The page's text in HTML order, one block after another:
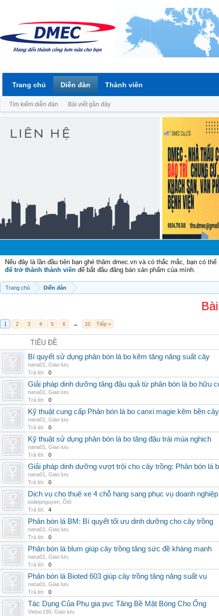
Nếu đây là lần đầu tiên bạn ghé thăm dmec.vn và có thắc mắc, bạn có
để trở thành thành viên để bắt đầu đăng bán sản phẩm của mình.
Trang chủ Diễn đàn
1 2 3 4 5 6 → 10 Tiếp >
TIÊU ĐỀ
Bí quyết sử dụng phân bón lá bo kẽm tăng năng suất cây
nana01
Giao lưu
Trả lời:
0
Giải pháp dinh dưỡng tăng đậu quả từ phân bón lá bo hữu
nana01
Giao lưu
Trả lời:
0
Kỹ thuật cung cấp Phân bón lá bo canxi magie kẽm bền cây
nana01
Giao lưu
Trả lời:
0
Kỹ thuật sử dụng phân bón lá bo tăng đậu trái mùa nghịch
nana01
Giao lưu
Trả lời:
0
Giải pháp dinh dưỡng vượt trội cho cây trồng: Phân bón lá
nana01
Giao lưu
Trả lời:
0
Dịch vụ cho thuê xe 4 chỗ hạng sang phục vụ doanh
todiepnguyen Ôtô
Trả lời:
4
Phân bón lá BM: Bí quyết tối ưu dinh dưỡng cho cây trồng
nana01
Giao lưu
Trả lời:
0
Phân bón lá blum giúp cây trồng tăng sức đề kháng mạnh
nana01
Giao lưu
Trả lời:
0
Phân bón lá Bioted 603 giúp cây trồng tăng năng suất vụ
nana01
Giao lưu
Trả lời:
0
Tác Dụng Của Phụ gia pvc Tăng Bề Mặt Bóng Cho Ống
Vietuc190 Giao lưu
Trang chủ Diễn đàn
Tìm kiếm diễn đàn Bài viết gần đây
Thành viên